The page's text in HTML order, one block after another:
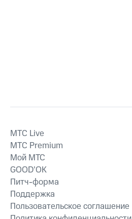
MTС Live
MTС Premium
Мой МТС
GOOD’OK
Питч-форма
Поддержка
Пользовательское соглашение